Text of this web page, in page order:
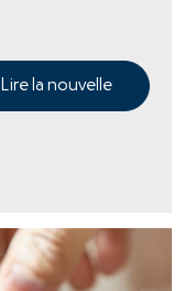
Lire la nouvelle